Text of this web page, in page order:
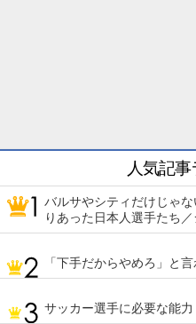
人気記
バルサやシティだけじゃ
りあった日本人選手たち
「下手だからやめろ」と
サッカー選手に必要な能力